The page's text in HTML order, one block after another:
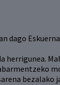
dago
herrigunea.
bezalako